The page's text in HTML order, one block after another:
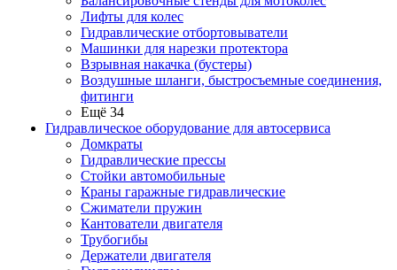
Лифты для колес
Гидравлические отбортовыватели
Машинки для нарезки протектора
Взрывная накачка (бустеры)
Воздушные шланги, быстросъемные соединения,
фитинги
Ещё 34
Гидравлическое оборудование для автосервиса
Домкраты
Гидравлические прессы
Стойки автомобильные
Краны гаражные гидравлические
Сжиматели пружин
Кантователи двигателя
Трубогибы
Держатели двигателя